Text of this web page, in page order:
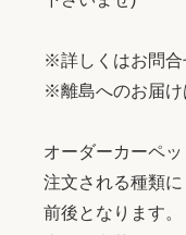
※詳しくはお問合
※離島へのお届け
オーダーカーペ
注文される種類
前後となります。